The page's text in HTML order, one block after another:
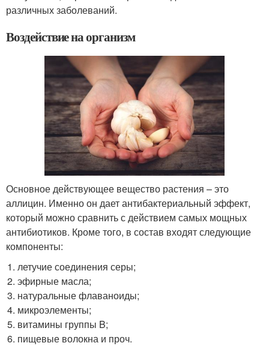
различных заболеваний.
Воздействие на организм
Основное действующее вещество растения – это
аллицин. Именно он дает антибактериальный эффект,
который можно сравнить с действием самых мощных
антибиотиков. Кроме того, в состав входят следующие
компоненты:
летучие соединения серы;
эфирные масла;
натуральные флаваноиды;
микроэлементы;
витамины группы B;
пищевые волокна и проч.